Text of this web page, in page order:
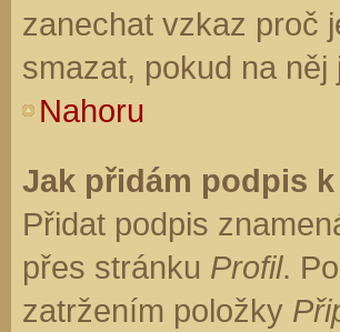
zanechat vzkaz proč
smazat, pokud na
Nahoru
Jak přidám podpis
Přidat podpis
přes stránku Profil.
zatržením položky